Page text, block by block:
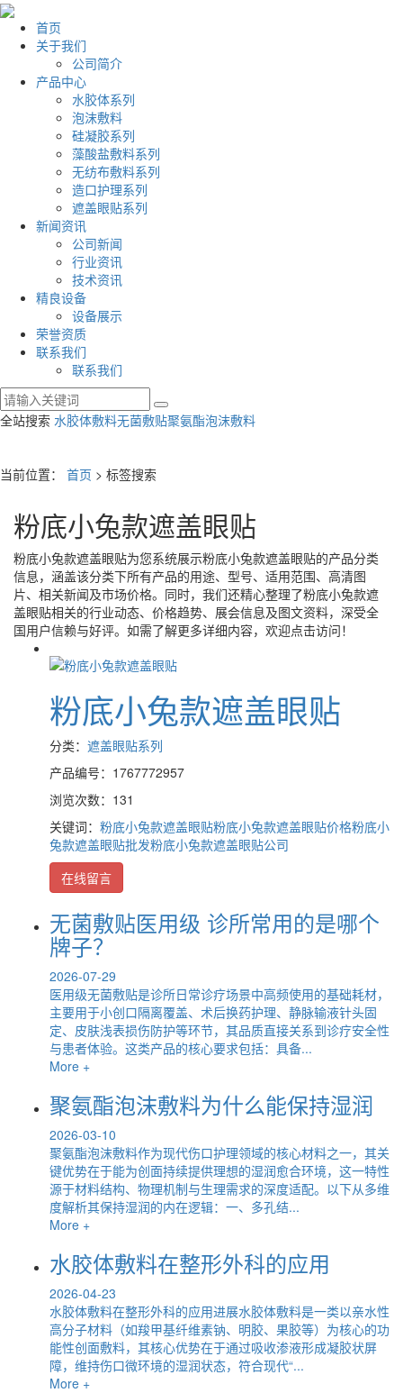
首页
关于我们
公司简介
产品中心
水胶体系列
泡沫敷料
硅凝胶系列
藻酸盐敷料系列
无纺布敷料系列
造口护理系列
遮盖眼贴系列
新闻资讯
公司新闻
行业资讯
技术资讯
精良设备
设备展示
荣誉资质
联系我们
联系我们
全站搜索 水胶体敷料无菌敷贴聚氨酯泡沫敷料
当前位置： 首页 > 标签搜索
粉底小兔款遮盖眼贴
粉底小兔款遮盖眼贴为您系统展示粉底小兔款遮盖眼贴的产品分类
信息，涵盖该分类下所有产品的用途、型号、适用范围、高清图
片、相关新闻及市场价格。同时，我们还精心整理了粉底小兔款遮
盖眼贴相关的行业动态、价格趋势、展会信息及图文资料，深受全
国用户信赖与好评。如需了解更多详细内容，欢迎点击访问！
粉底小兔款遮盖眼贴
分类： 遮盖眼贴系列
产品编号：1767772957
浏览次数：131
关键词： 粉底小兔款遮盖眼贴粉底小兔款遮盖眼贴价格粉底小
兔款遮盖眼贴批发粉底小兔款遮盖眼贴公司
在线留言
无菌敷贴医用级 诊所常用的是哪个
牌子？
2026-07-29
医用级无菌敷贴是诊所日常诊疗场景中高频使用的基础耗材，
主要用于小创口隔离覆盖、术后换药护理、静脉输液针头固
定、皮肤浅表损伤防护等环节，其品质直接关系到诊疗安全性
与患者体验。这类产品的核心要求包括：具备...
More +
聚氨酯泡沫敷料为什么能保持湿润
2026-03-10
聚氨酯泡沫敷料作为现代伤口护理领域的核心材料之一，其关
键优势在于能为创面持续提供理想的湿润愈合环境，这一特性
源于材料结构、物理机制与生理需求的深度适配。以下从多维
度解析其保持湿润的内在逻辑：一、多孔结...
More +
水胶体敷料在整形外科的应用
2026-04-23
水胶体敷料在整形外科的应用进展水胶体敷料是一类以亲水性
高分子材料（如羧甲基纤维素钠、明胶、果胶等）为核心的功
能性创面敷料，其核心优势在于通过吸收渗液形成凝胶状屏
障，维持伤口微环境的湿润状态，符合现代“...
More +